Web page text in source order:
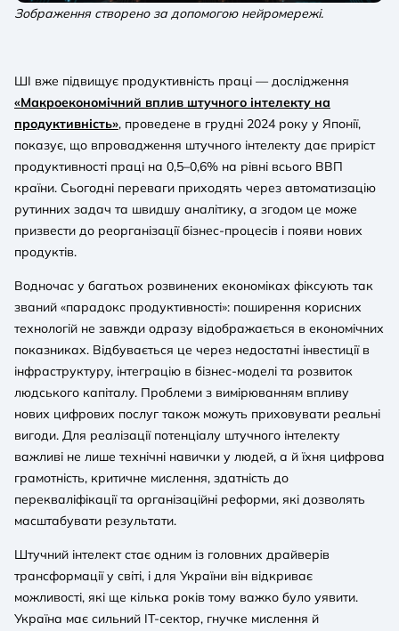
Зображення створено за допомогою нейромережі.
ШІ вже підвищує продуктивність праці — дослідження
«Макроекономічний вплив штучного інтелекту на
продуктивність», проведене в грудні 2024 року у Японії,
показує, що впровадження штучного інтелекту дає приріст
продуктивності праці на 0,5–0,6% на рівні всього ВВП
країни. Сьогодні переваги приходять через автоматизацію
рутинних задач та швидшу аналітику, а згодом це може
призвести до реорганізації бізнес-процесів і появи нових
продуктів.
Водночас у багатьох розвинених економіках фіксують так
званий «парадокс продуктивності»: поширення корисних
технологій не завжди одразу відображається в економічних
показниках. Відбувається це через недостатні інвестиції в
інфраструктуру, інтеграцію в бізнес-моделі та розвиток
людського капіталу. Проблеми з вимірюванням впливу
нових цифрових послуг також можуть приховувати реальні
вигоди. Для реалізації потенціалу штучного інтелекту
важливі не лише технічні навички у людей, а й їхня цифрова
грамотність, критичне мислення, здатність до
перекваліфікації та організаційні реформи, які дозволять
масштабувати результати.
Штучний інтелект стає одним із головних драйверів
трансформації у світі, і для України він відкриває
можливості, які ще кілька років тому важко було уявити.
Україна має сильний IT-сектор, гнучке мислення й